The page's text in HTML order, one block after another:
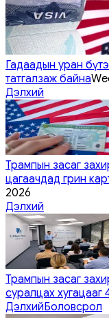
Гадаадын уран
татгалзаж байна
Дэлхий
Трампын засаг
цагаачдад грин
2026
Дэлхий
Трампын засаг
суралцах хугацааг
ДэлхийБоловсрол